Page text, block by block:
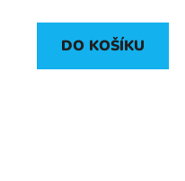
DO KOŠÍKU